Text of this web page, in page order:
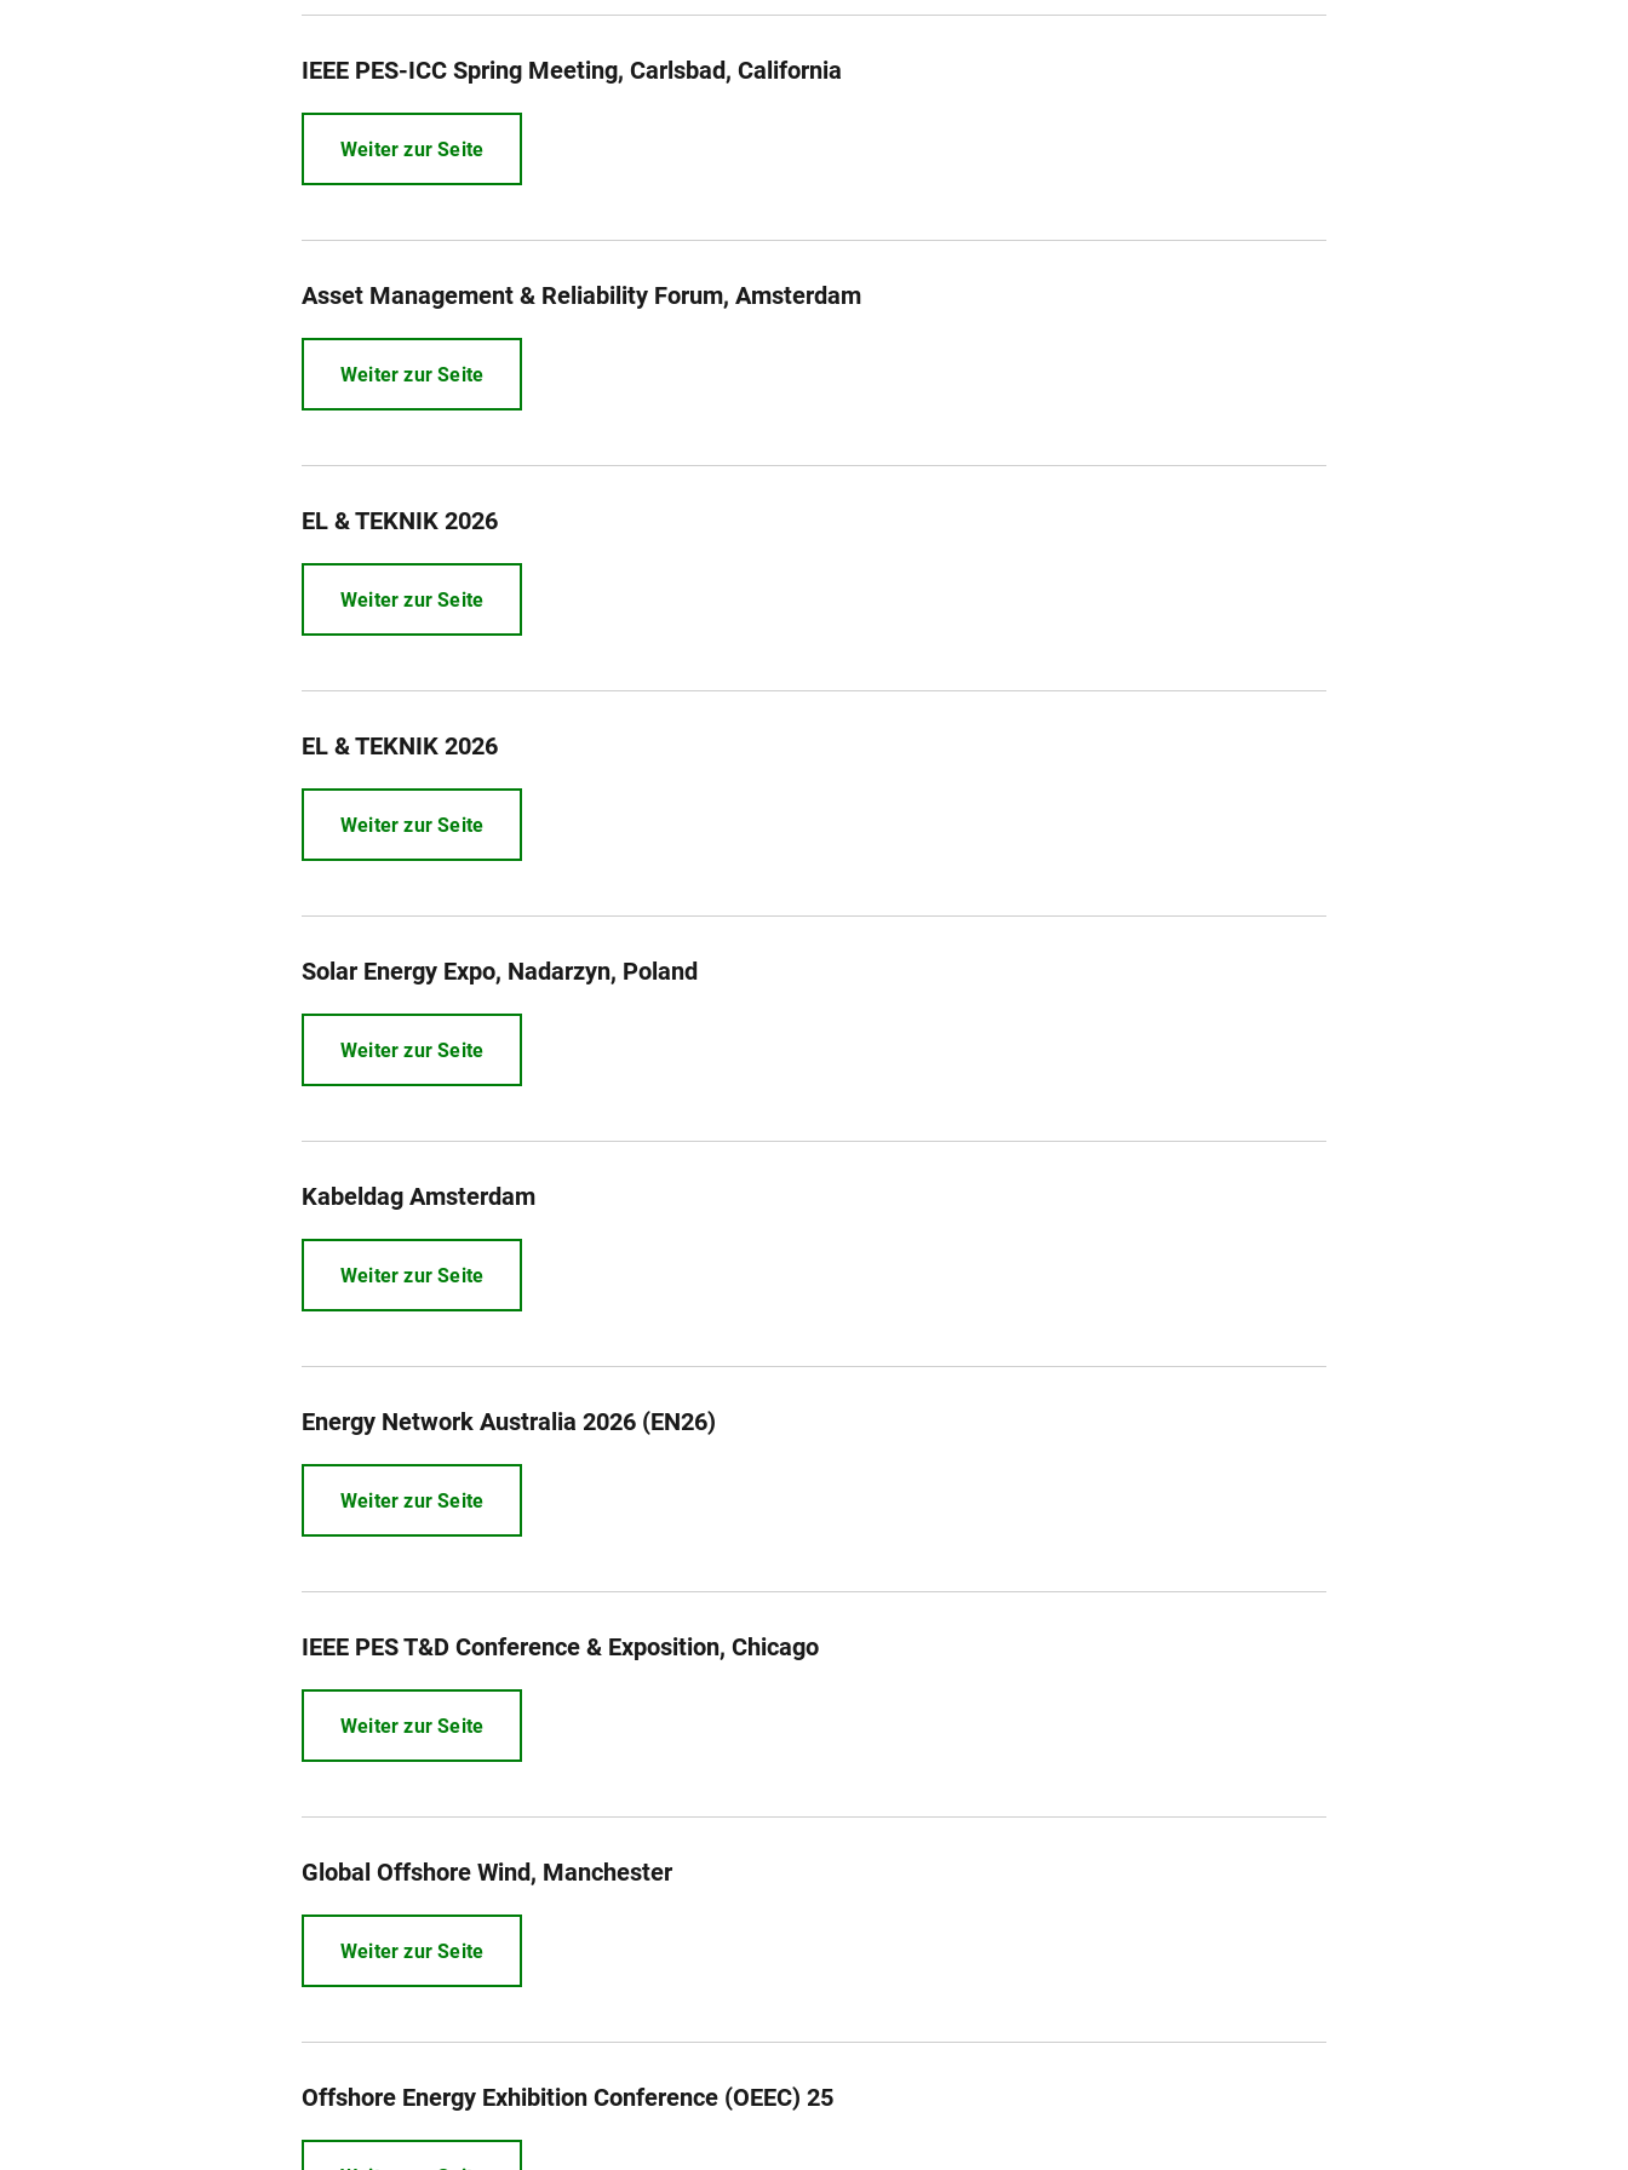
IEEE PES-ICC Spring Meeting, Carlsbad, California
Weiter zur Seite
Asset Management & Reliability Forum, Amsterdam
Weiter zur Seite
EL & TEKNIK 2026
Weiter zur Seite
EL & TEKNIK 2026
Weiter zur Seite
Solar Energy Expo, Nadarzyn, Poland
Weiter zur Seite
Kabeldag Amsterdam
Weiter zur Seite
Energy Network Australia 2026 (EN26)
Weiter zur Seite
IEEE PES T&D Conference & Exposition, Chicago
Weiter zur Seite
Global Offshore Wind, Manchester
Weiter zur Seite
Offshore Energy Exhibition Conference (OEEC) 25